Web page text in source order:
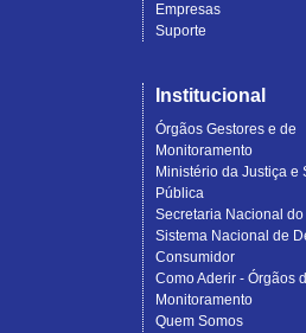
Empresas
Suporte
Institucional
Órgãos Gestores e de
Monitoramento
Ministério da Justiça e
Pública
Secretaria Nacional
Sistema Nacional de
Consumidor
Como Aderir - Órgãos
Monitoramento
Quem Somos